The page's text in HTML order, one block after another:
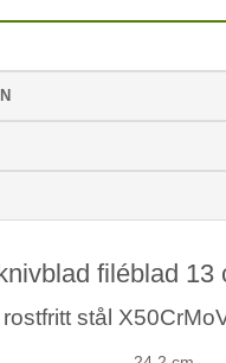
filéblad 13
stål